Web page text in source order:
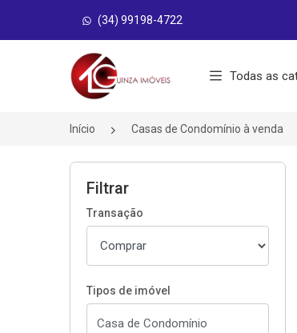
(34) 99198-4722
Página inicial
Todas as
Início Casas de Condomínio à venda
Filtrar
Transação
Tipos de imóvel